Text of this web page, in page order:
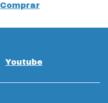
Comprar
Youtube